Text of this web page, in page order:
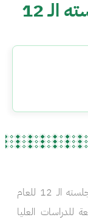
المجلس العلمي يعقد جلسته الـ 12
عقد المجلس العلمي بـ #جامعة_الأمير_سطام جلسته الـ 12 للعام
للدراسات العليا